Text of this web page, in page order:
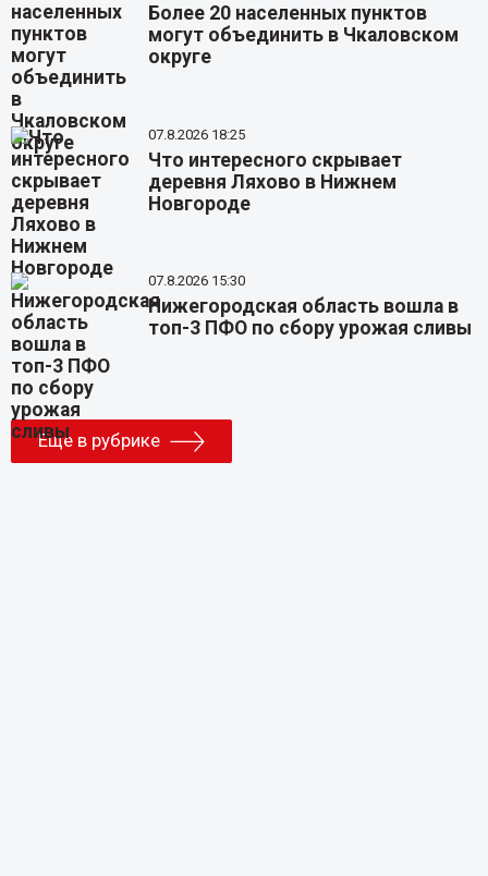
Более 20 населенных пунктов
могут объединить в Чкаловском
округе
07.8.2026 18:25
Что интересного скрывает
деревня Ляхово в Нижнем
Новгороде
07.8.2026 15:30
Нижегородская область вошла в
топ-3 ПФО по сбору урожая сливы
Еще в рубрике